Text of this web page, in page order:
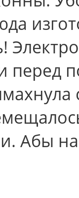
перед
Абы